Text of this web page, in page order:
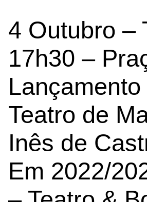
4 Outubro –
17h30 –
Teatro de
Inês de
Em 2022/